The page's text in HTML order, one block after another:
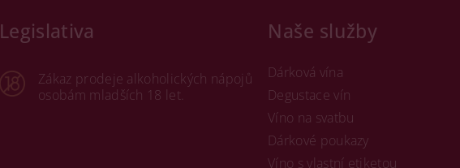
Legislativa
Zákaz prodeje alkoholických nápojů
osobám mladších 18 let.
Naše služby
Dárková vína
Degustace vín
Víno na svatbu
Dárkové poukazy
Víno s vlastní etiketou